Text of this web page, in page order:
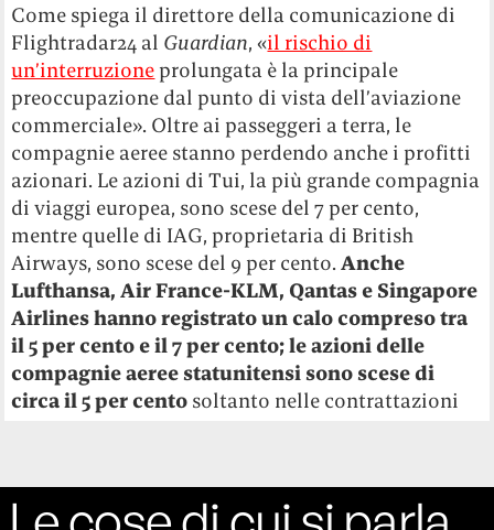
Come spiega il direttore della comunicazione di
Flightradar24 al Guardian, «il rischio di
un’interruzione prolungata è la principale
preoccupazione dal punto di vista dell’aviazione
commerciale». Oltre ai passeggeri a terra, le
compagnie aeree stanno perdendo anche i profitti
azionari. Le azioni di Tui, la più grande compagnia
di viaggi europea, sono scese del 7 per cento,
mentre quelle di IAG, proprietaria di British
Airways, sono scese del 9 per cento.Anche
Lufthansa, Air France-KLM, Qantas e Singapore
Airlines hanno registrato un calo compreso tra
il 5 per cento e il 7 per cento; le azioni delle
compagnie aeree statunitensi sono scese di
circa il 5 per cento soltanto nelle contrattazioni